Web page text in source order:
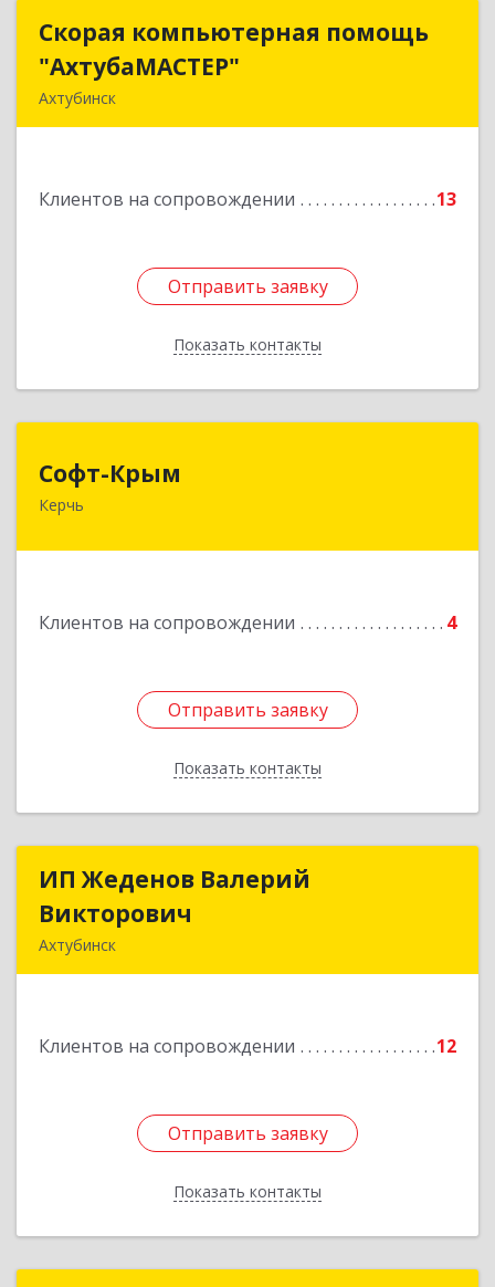
Скорая компьютерная помощь
"АхтубаМАСТЕР"
Ахтубинск
Клиентов на сопровождении 13
Отправить заявку
Показать контакты
Скорая компьютерная помощь
Подробнее
Отправить заявку
Назад
Софт-Крым
Керчь
Клиентов на сопровождении 4
Отправить заявку
Показать контакты
Республика Калмыкия, г. Элиста, ул. Губаревича,
Отправить заявку
Назад
ИП Жеденов Валерий
Викторович
Ахтубинск
Клиентов на сопровождении 12
Отправить заявку
Показать контакты
ИП Жеденов Валерий
Подробнее
Отправить заявку
Назад